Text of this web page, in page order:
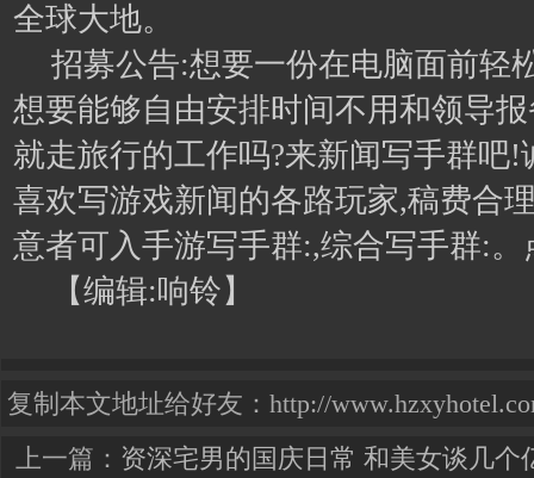
全球大地。
招募公告:想要一份在电脑面前轻
想要能够自由安排时间不用和领导
就走旅行的工作吗?来新闻写手群吧!
喜欢写游戏新闻的各路玩家,稿费合
意者可入手游写手群:,综合写手群:。
【编辑:响铃】
复制本文地址给好友：http://
上一篇： 资深宅男的国庆日常 和美女谈几个